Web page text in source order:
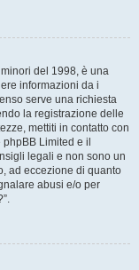
del 1998, è una
informazioni da i
serve una richiesta
la registrazione delle
mettiti in contatto con
Limited e il
legali e non sono un
ad eccezione di quanto
abusi e/o per